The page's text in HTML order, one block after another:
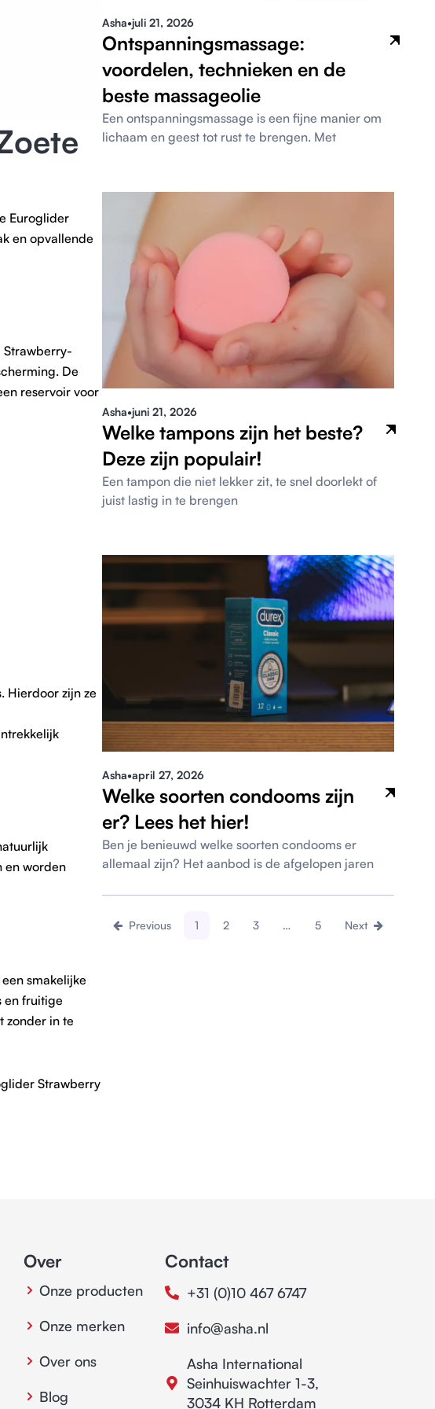
Euroglider
en opvallende
Strawberry-
De
reservoir voor
Hierdoor zijn ze
en worden
smakelijke
en fruitige
zonder in te
Strawberry
Asha•juli 21, 2026
Ontspanningsmassage:
voordelen, technieken en de
beste massageolie
Een ontspanningsmassage is een fijne manier om
lichaam en geest tot rust te brengen. Met
Asha•juni 21, 2026
Welke tampons zijn het beste?
Deze zijn populair!
Een tampon die niet lekker zit, te snel doorlekt of
juist lastig in te brengen
Asha•april 27, 2026
Welke soorten condooms zijn
er? Lees het hier!
Ben je benieuwd welke soorten condooms er
allemaal zijn? Het aanbod is de afgelopen jaren
Previous 1 2 3 … 5 Next
Contact
+31 (0)10 467 6747
info@asha.nl
Asha International
Seinhuiswachter 1-3,
3034 KH Rotterdam
Over
Onze producten
Onze merken
Over ons
Blog